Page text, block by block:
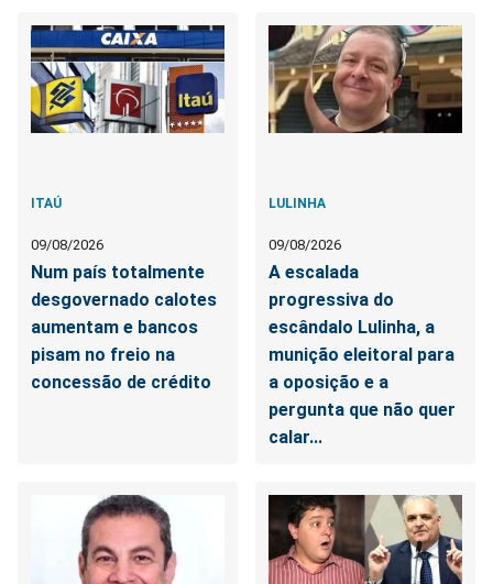
ITAÚ
09/08/2026
Num país totalmente
desgovernado calotes
aumentam e bancos
pisam no freio na
concessão de crédito
LULINHA
09/08/2026
A escalada
progressiva do
escândalo Lulinha, a
munição eleitoral para
a oposição e a
pergunta que não quer
calar...